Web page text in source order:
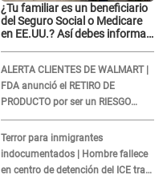
¿Tu familiar es un beneficiario
del Seguro Social o Medicare
en EE.UU.? Así debes informar
ALERTA CLIENTES DE WALMART |
FDA anunció el RETIRO DE
PRODUCTO por ser un RIESGO
MORTAL para consumidores: ¿Cuál
es?
Terror para inmigrantes
indocumentados | Hombre fallece
en centro de detención del ICE tras